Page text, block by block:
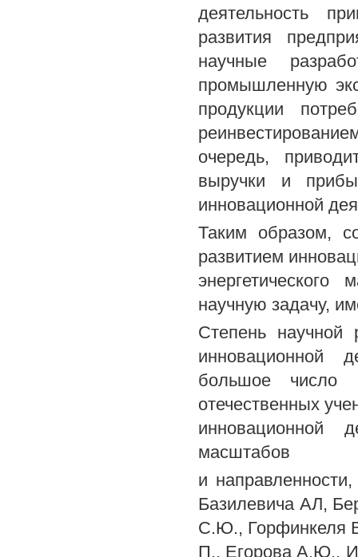
деятельность
развития
научные
промышленную
продукции
очередь,
выручки и
инновационной
Таким образом,
развитием
энергетического
научную задачу,
Степень научной
инновационной
большое число
отечественных
инновационной
масштабов
и
Базилевича АЛ,
С.Ю., Горфинкеля
П., Егорова А.Ю.,